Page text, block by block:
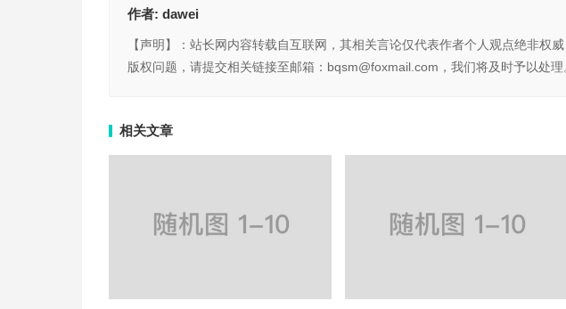
作者: dawei
【声明】：站长网内容转载自互联网，其相关言论仅代表作者个人观点绝非权
版权问题，请提交相关链接至邮箱：bqsm@foxmail.com，我们将及时予以处理
相关文章